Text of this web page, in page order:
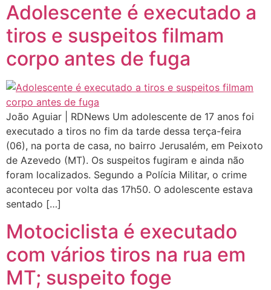
Adolescente é executado a
tiros e suspeitos filmam
corpo antes de fuga
João Aguiar | RDNews Um adolescente de 17 anos foi
executado a tiros no fim da tarde dessa terça-feira
(06), na porta de casa, no bairro Jerusalém, em Peixoto
de Azevedo (MT). Os suspeitos fugiram e ainda não
foram localizados. Segundo a Polícia Militar, o crime
aconteceu por volta das 17h50. O adolescente estava
sentado […]
Motociclista é executado
com vários tiros na rua em
MT; suspeito foge